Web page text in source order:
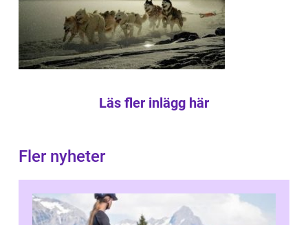
Läs fler inlägg här
Fler nyheter